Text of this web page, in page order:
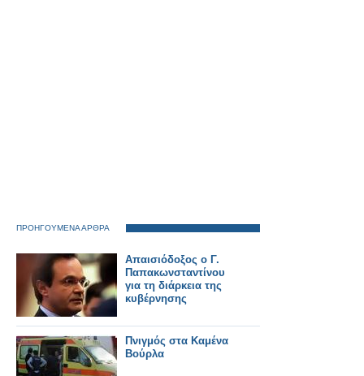
ΠΡΟΗΓΟΥΜΕΝΑ ΑΡΘΡΑ
Απαισιόδοξος ο Γ.
Παπακωνσταντίνου
για τη διάρκεια της
κυβέρνησης
Πνιγμός στα Καμένα
Βούρλα